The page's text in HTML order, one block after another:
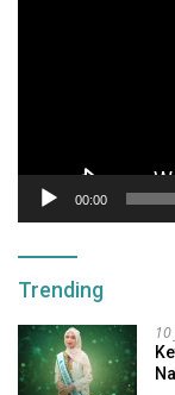
00:00
Trending